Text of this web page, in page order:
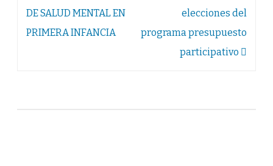
entradas
DE SALUD MENTAL EN
PRIMERA INFANCIA
elecciones del
programa presupuesto
participativo